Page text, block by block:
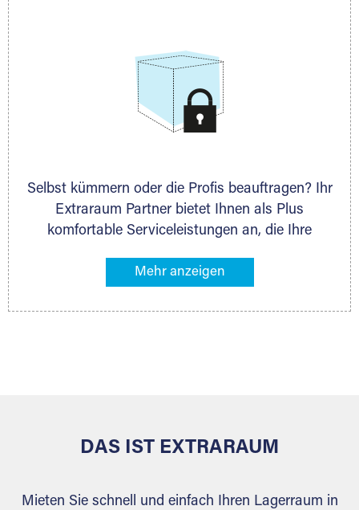
Selbst kümmern oder die Profis beauftragen? Ihr
Extraraum Partner bietet Ihnen als Plus
komfortable Serviceleistungen an, die Ihre
gehören z. B. Verpackungsservice, Lieferung von
Ihr Lagergut wird bei Ihrem Extraraum Partner
DAS IST EXTRARAUM
Mieten Sie schnell und einfach Ihren Lagerraum in